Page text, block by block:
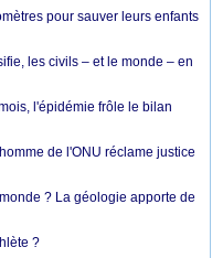
pour sauver leurs enfants
les civils – et le monde – en
l'épidémie frôle le bilan
de l'ONU réclame justice
? La géologie apporte de
?